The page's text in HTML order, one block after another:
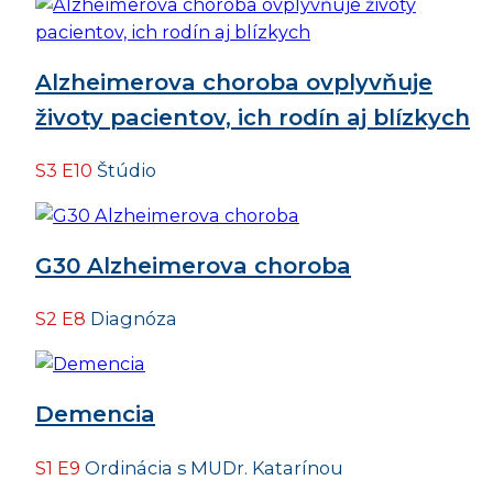
Alzheimerova choroba ovplyvňuje
životy pacientov, ich rodín aj blízkych
S3 E10 Štúdio
G30 Alzheimerova choroba
S2 E8 Diagnóza
Demencia
S1 E9 Ordinácia s MUDr. Katarínou